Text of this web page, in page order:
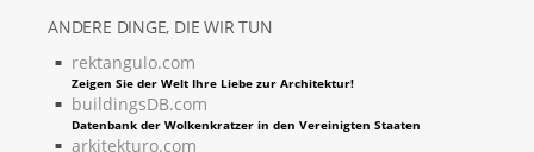
ANDERE DINGE, DIE WIR TUN
rektangulo.com
Zeigen Sie der Welt Ihre Liebe zur Architektur!
buildingsDB.com
Datenbank der Wolkenkratzer in den Vereinigten Staaten
arkitekturo.com